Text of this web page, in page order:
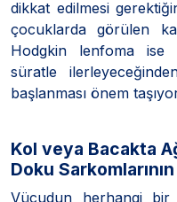
dikkat edilmesi
çocuklarda görülen
Hodgkin lenfoma ise
süratle
başlanması önem
Kol veya Bacakta
Doku
Vücudun herhangi bir